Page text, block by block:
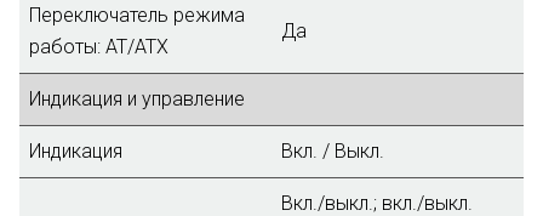
Переключатель режима
работы: AT/ATX
Да
Индикация и управление
Индикация Вкл. / Выкл.
Вкл./выкл.; вкл./выкл.